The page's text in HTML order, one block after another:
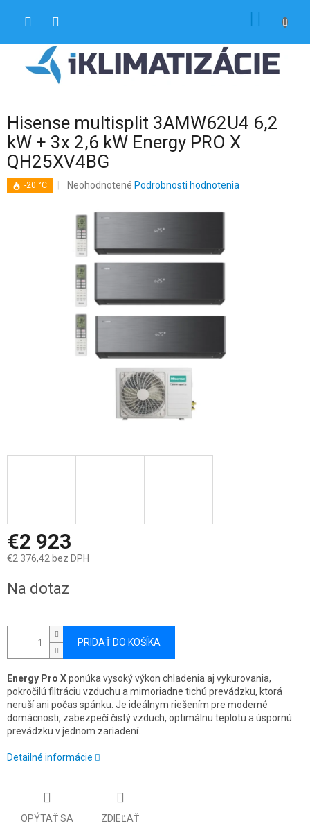
Hisense multisplit 3AMW62U4 6,2
kW + 3x 2,6 kW Energy PRO X
QH25XV4BG
-20 °C
Priemerné
produktu
0,0
hviezdičiek.
Neohodnotené Podrobnosti hodnotenia
€2 923
€2 376,42 bez DPH
cena:
Na dotaz
PRIDAŤ DO KOŠÍKA
Energy Pro Xponúka vysoký výkon chladenia aj vykurovania,
pokročilú filtráciu vzduchu a mimoriadne tichú prevádzku, ktorá
neruší ani počas spánku. Je ideálnym riešením pre moderné
domácnosti, zabezpečí čistý vzduch, optimálnu teplotu a úspornú
prevádzku v jednom zariadení.
Detailné informácie
OPÝTAŤ SA ZDIEĽAŤ